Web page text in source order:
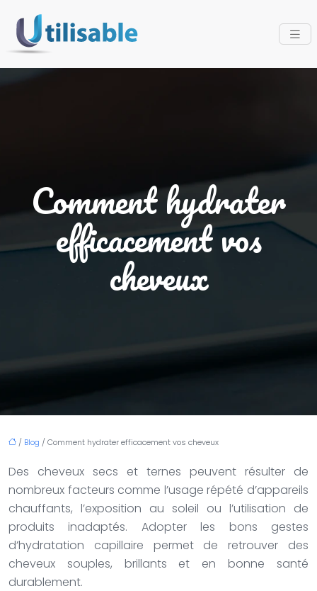
Comment hydrater
efficacement vos
cheveux
/ Blog / Comment hydrater efficacement vos cheveux
Des cheveux secs et ternes peuvent résulter de
nombreux facteurs comme l’usage répété d’appareils
chauffants, l’exposition au soleil ou l’utilisation de
produits inadaptés. Adopter les bons gestes
d’hydratation capillaire permet de retrouver des
cheveux souples, brillants et en bonne santé
durablement.